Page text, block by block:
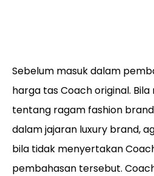
Sebelum masuk dalam
harga tas Coach original.
tentang ragam fashion
dalam jajaran luxury brand,
bila tidak menyertakan
pembahasan tersebut.